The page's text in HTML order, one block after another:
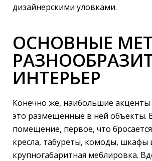
дизайнерскими уловками.
ОСНОВНЫЕ
ИНТЕРЬЕР
Конечно же, наибольшие
это размещенные в ней объекты.
помещение, первое, что бросается
кресла, табуреты, комоды, шкафы
крупногабаритная меблировка.